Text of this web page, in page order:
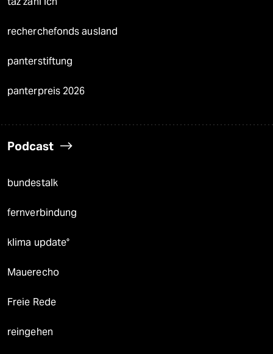
recherchefonds ausland
panterstiftung
panterpreis 2026
Podcast
bundestalk
fernverbindung
klima update°
Mauerecho
Freie Rede
reingehen